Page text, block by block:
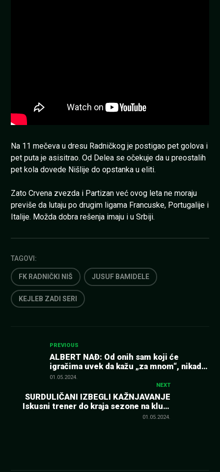
Na 11 mečeva u dresu Radničkog je postigao pet golova i
pet puta je asisitrao. Od Delea se očekuje da u preostalih
pet kola dovede Nišlije do opstanka u eliti.
Zato Crvena zvezda i Partizan već ovog leta ne moraju
previše da lutaju po drugim ligama Francuske, Portugalije i
Italije. Možda dobra rešenja imaju i u Srbiji.
TAGOVI:
FK RADNIČKI NIŠ JUSUF BAMIDELE
KEJLEB ZADI SERI
Kretanje
članka
PREVIOUS
ALBERT NAĐ: Od onih sam koji će
igračima uvek da kažu „za mnom“, nikada
„juriš“! Svesni smo da nam je TSC prišao
01.05.2024.
NEXT
SURDULIČANI IZBEGLI KAŽNJAVANJE
Iskusni trener do kraja sezone na klupi
Radnika
01.05.2024.